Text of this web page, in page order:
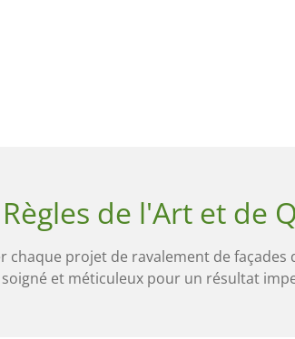
de l'Art et de
chaque projet de ravalement de
et méticuleux pour un résultat